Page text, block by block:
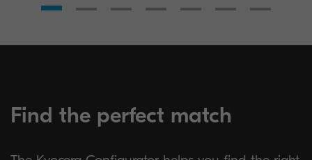
Find the perfect match